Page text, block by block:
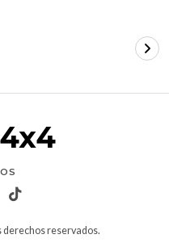
derechos reservados.